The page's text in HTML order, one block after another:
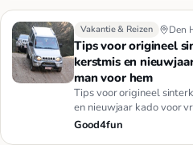
Vakantie & Reizen Den
Tips voor origineel
kerstmis en
man voor hem
Tips voor origineel
en nieuwjaar kado voor
haar. U hoeft nog…
Good4fun